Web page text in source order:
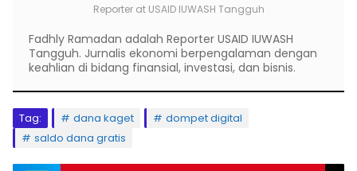
Reporter at USAID IUWASH Tangguh
Fadhly Ramadan adalah Reporter USAID IUWASH
Tangguh. Jurnalis ekonomi berpengalaman dengan
keahlian di bidang finansial, investasi, dan bisnis.
Tag: dana kaget
dompet digital
saldo dana gratis